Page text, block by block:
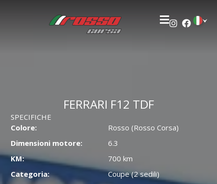
FERRARI F12 TDF
SPECIFICHE
Colore:
Rosso (Rosso Corsa)
Dimensioni motore:
6.3
KM:
700 km
Categoria:
Coupe (2 sedili)